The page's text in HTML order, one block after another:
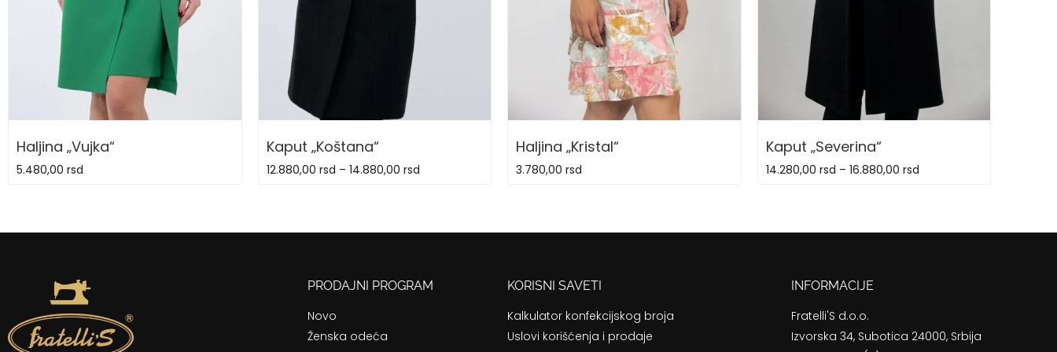
Haljina „Vujka“
5.480,00 rsd
Kaput „Koštana“
12.880,00 rsd – 14.880,00 rsd
Haljina „Kristal“
3.780,00 rsd
Kaput „Severina“
14.280,00 rsd – 16.880,00 rsd
PRODAJNI PROGRAM
Novo
Ženska odeća
KORISNI SAVETI
Kalkulator konfekcijskog broja
Uslovi korišćenja i prodaje
INFORMACIJE
Fratelli'S d.o.o.
Izvorska 34, Subotica 24000, Srbija